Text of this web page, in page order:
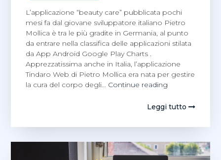
L’applicazione “beauty care” pubblicata pochi
mesi fa dal giovane sviluppatore italiano Pietro
Mollica è tra le più gradite in Germania, al punto
da entrare nella classifica delle applicazioni stilata
da App Android Google Play Charts .
Apprezzatissima anche in Italia, l’applicazione
Tindaro Web di Pietro Mollica era nata per gestire
la cura del corpo degli… Continue reading
Tindaro
è
del
mese
Leggi tutto